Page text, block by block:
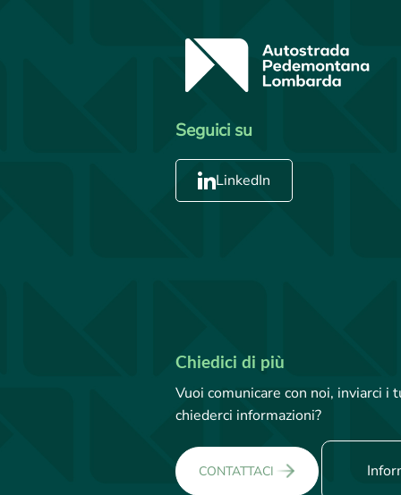
Seguici su
LinkedIn
Chiedici di più
Vuoi comunicare con noi, inviarci
chiederci informazioni?
CONTATTACI